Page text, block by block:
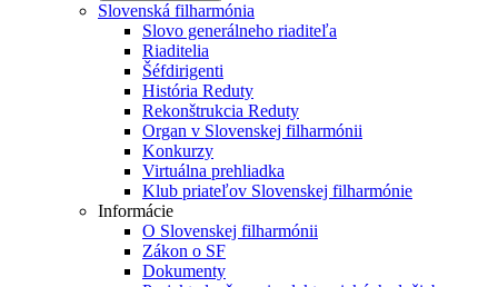
Slovenská filharmónia
Slovo generálneho riaditeľa
Riaditelia
Šéfdirigenti
História Reduty
Rekonštrukcia Reduty
Organ v Slovenskej filharmónii
Konkurzy
Virtuálna prehliadka
Klub priateľov Slovenskej filharmónie
Informácie
O Slovenskej filharmónii
Zákon o SF
Dokumenty